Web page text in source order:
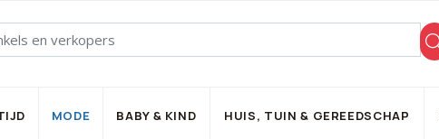
MODE BABY & KIND HUIS, TUIN & GEREEDSCHAP